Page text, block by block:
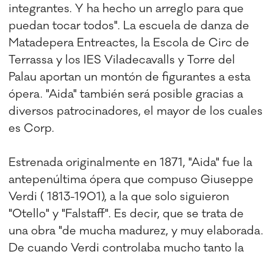
integrantes. Y ha hecho un arreglo para que
puedan tocar todos". La escuela de danza de
Matadepera Entreactes, la Escola de Circ de
Terrassa y los IES Viladecavalls y Torre del
Palau aportan un montón de figurantes a esta
ópera. "Aida" también será posible gracias a
diversos patrocinadores, el mayor de los cuales
es Corp.
Estrenada originalmente en 1871, "Aida" fue la
antepenúltima ópera que compuso Giuseppe
Verdi ( 1813-1901), a la que solo siguieron
"Otello" y "Falstaff". Es decir, que se trata de
una obra "de mucha madurez, y muy elaborada.
De cuando Verdi controlaba mucho tanto la